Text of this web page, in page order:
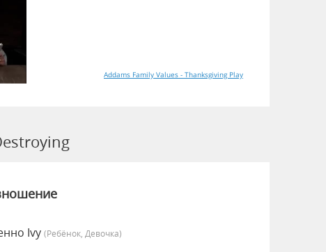
Addams Family Values - Thanksgiving Play
Ivy (Ребёнок, Девочка)